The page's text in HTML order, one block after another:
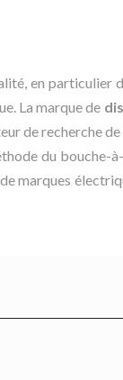
en
La marque de
de recherche
du bouche-
marques